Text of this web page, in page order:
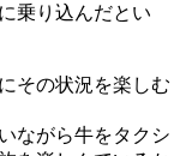
乗り込んだとい
その状況を楽しむ
ながら牛をタクシ